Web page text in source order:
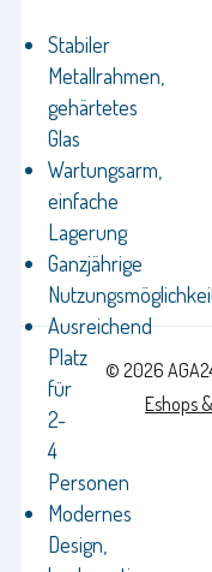
Stabiler
Metallrahmen,
gehärtetes
Glas
Wartungsarm,
einfache
Lagerung
Ganzjährige
Ausreichend
Platz
für
2-
4
Personen
Modernes
Design,
© 2026
Eshops